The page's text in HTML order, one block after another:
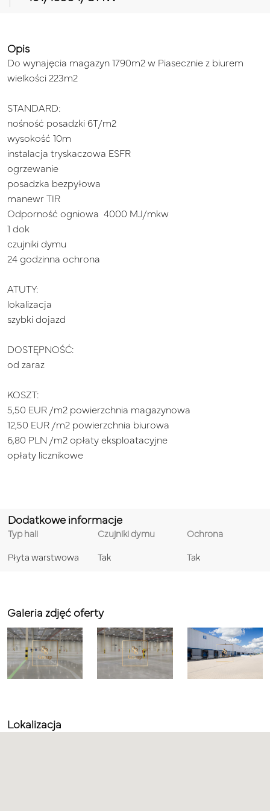
Opis
Do wynajęcia magazyn 1790m2 w Piasecznie z biurem
wielkości 223m2
STANDARD:
nośność posadzki 6T/m2
wysokość 10m
instalacja tryskaczowa ESFR
ogrzewanie
posadzka bezpyłowa
manewr TIR
Odporność ogniowa 4000 MJ/mkw
1 dok
czujniki dymu
24 godzinna ochrona
ATUTY:
lokalizacja
szybki dojazd
DOSTĘPNOŚĆ:
od zaraz
KOSZT:
5,50 EUR /m2 powierzchnia magazynowa
12,50 EUR /m2 powierzchnia biurowa
6,80 PLN /m2 opłaty eksploatacyjne
opłaty licznikowe
Dodatkowe informacje
Typ hali
Płyta warstwowa
Czujniki dymu
Tak
Ochrona
Tak
Galeria zdjęć oferty
Lokalizacja